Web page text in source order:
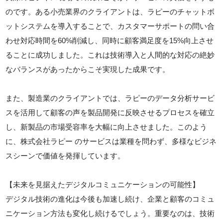
のです。ある小売業界のクライアントは、ラピーのチャットボ
ットシステムを導入することで、カスタマーサポートの問い合
わせ対応時間を60%削減し、同時に顧客満足度を15%向上させ
ることに成功しました。これは技術導入と人間的な対応の絶妙
なバランスがあったからこそ実現した成果です。
また、製造業のクライアントでは、ラピーのデータ分析サービ
スを活用して顧客の声を製品開発に反映させるプロセスを確立
し、新製品の市場受容率を大幅に向上させました。このよう
に、株式会社ラピー のサービスは業種を問わず、多様なビジネ
スシーンで価値を発揮しています。
【未来を見据えたデジタルコミュニケーションの可能性】
デジタル技術の進化は今後も加速し続け、企業と顧客のコミュ
ニケーション方法も変化し続けるでしょう。重要なのは、技術